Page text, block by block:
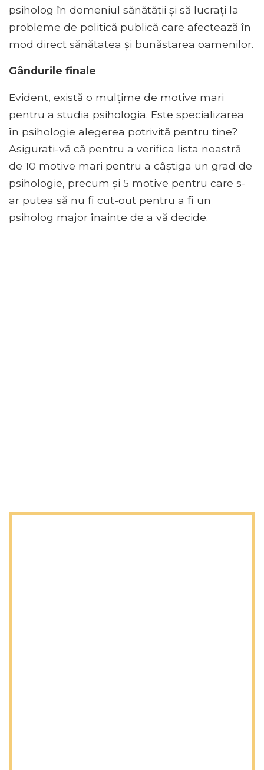
psiholog în domeniul sănătății și să lucrați la
probleme de politică publică care afectează în
mod direct sănătatea și bunăstarea oamenilor.
Gândurile finale
Evident, există o mulțime de motive mari
pentru a studia psihologia. Este specializarea
în psihologie alegerea potrivită pentru tine?
Asigurați-vă că pentru a verifica lista noastră
de 10 motive mari pentru a câștiga un grad de
psihologie, precum și 5 motive pentru care s-
ar putea să nu fi cut-out pentru a fi un
psiholog major înainte de a vă decide.